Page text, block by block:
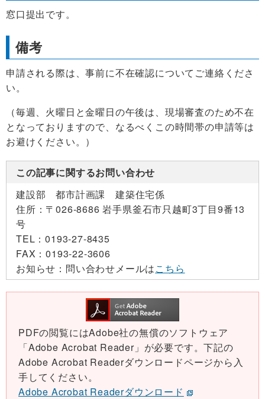
窓口提出です。
備考
申請される際は、事前に不在確認についてご連絡くださ
い。
（毎週、火曜日と金曜日の午後は、現場審査のため不在
となっておりますので、なるべくこの時間帯の申請等は
お避けください。）
この記事に関するお問い合わせ
建設部 都市計画課 建築住宅係
住所： 〒026-8686 岩手県釜石市只越町3丁目9番13
号
TEL：0193-27-8435
FAX：0193-22-3606
お知らせ： 問い合わせメールはこちら
PDFの閲覧にはAdobe社の無償のソフトウェア
「Adobe Acrobat Reader」が必要です。下記の
Adobe Acrobat Readerダウンロードページから入
手してください。
Adobe Acrobat Readerダウンロード